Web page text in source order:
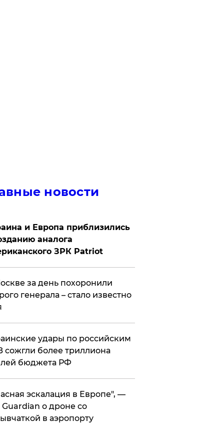
новости
и Европа приблизились
аналога
ЗРК Patriot
за день похоронили
генерала – стало известно
удары по российским
сожгли более триллиона
бюджета РФ
эскалация в Европе", —
Guardian о дроне со
в аэропорту